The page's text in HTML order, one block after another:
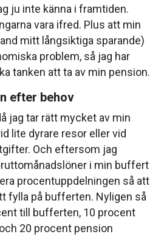
ju inte känna i framtiden.
vara ifred. Plus att min
mitt långsiktiga sparande)
problem, så jag har
tanken att ta av min pension.
efter behov
jag tar rätt mycket av min
lite dyrare resor eller vid
Och eftersom jag
i min buffert
procentuppdelningen så att
fylla på bufferten. Nyligen så
till bufferten, 10 procent
20 procent pension